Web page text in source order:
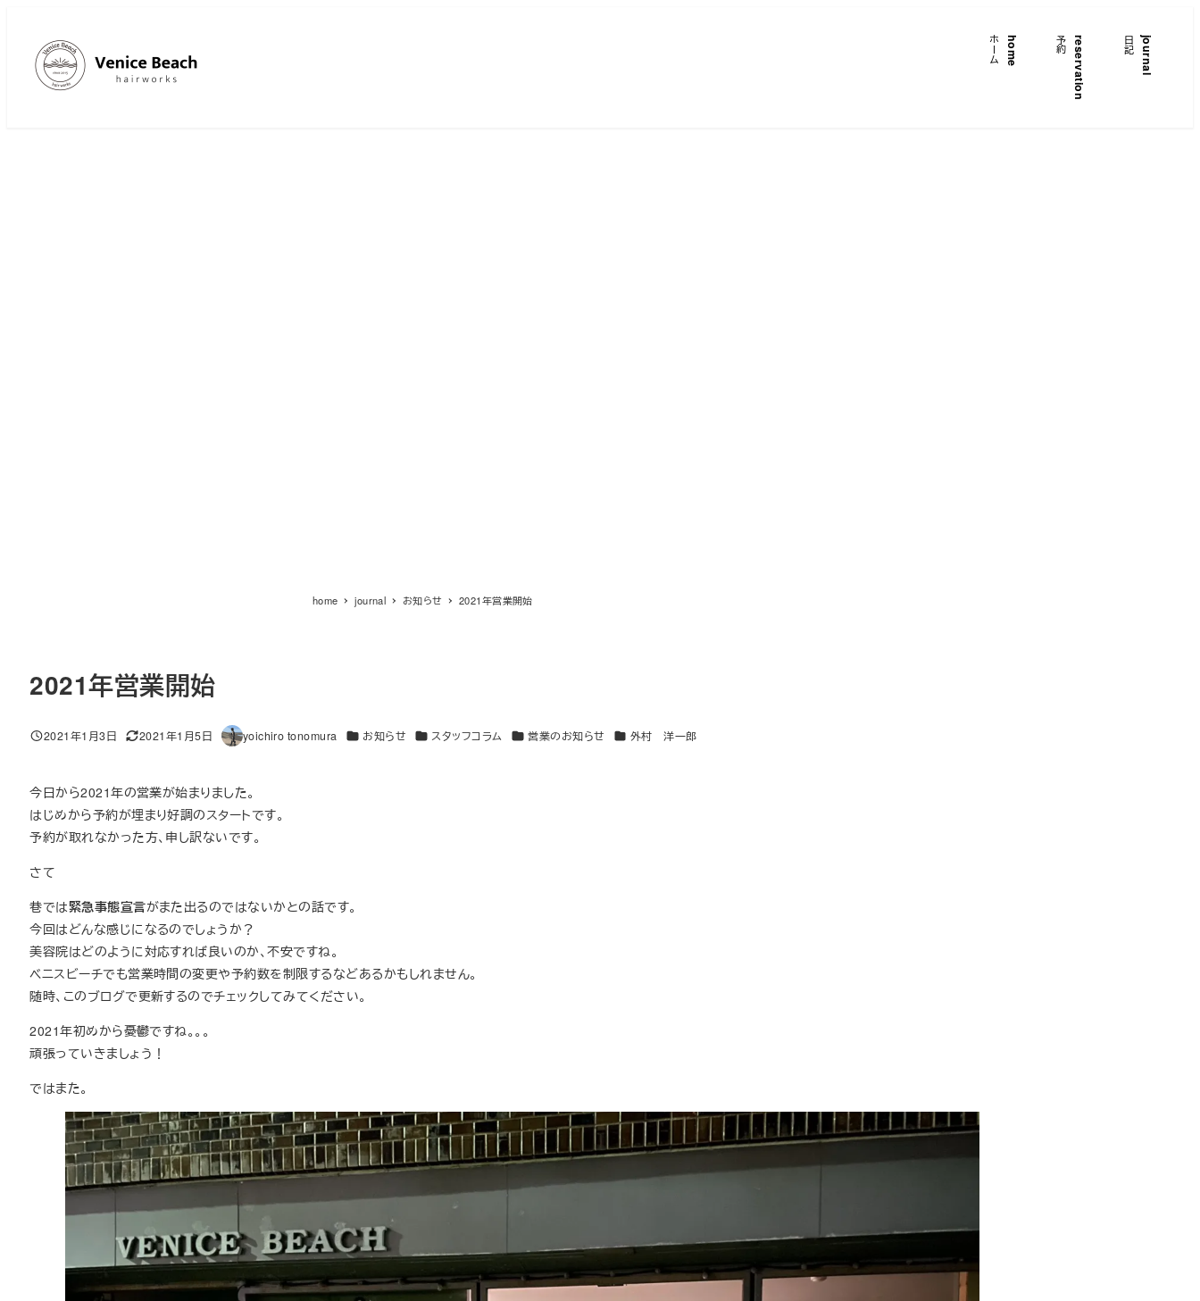
home
ホーム reservation
予約 journal
日記
home journal お知らせ 2021年営業開始
2021年営業開始
投稿日
2021年1月3日
更新日
2021年1月5日
著
yoichiro tonomura カテゴリー
お知らせ カテゴリー
スタッフコラム カテゴリー
営業のお知らせ カテゴリー
外村 洋一郎
今日から2021年の営業が始まりました。
はじめから予約が埋まり好調のスタートです。
予約が取れなかった方、申し訳ないです。
さて
巷では緊急事態宣言がまた出るのではないかとの話です。
今回はどんな感じになるのでしょうか？
美容院はどのように対応すれば良いのか、不安ですね。
ベニスビーチでも営業時間の変更や予約数を制限するなどあるかもしれません。
随時、このブログで更新するのでチェックしてみてください。
2021年初めから憂鬱ですね。。。
頑張っていきましょう！
ではまた。